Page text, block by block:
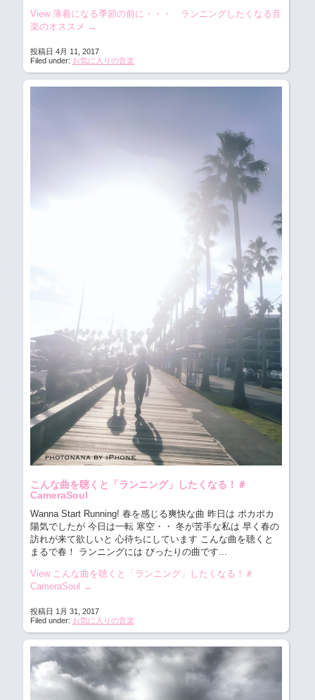
View 薄着になる季節の前に・・・ ランニングしたくなる音
楽のオススメ →
投稿日 4月 11, 2017
Filed under: お気に入りの音楽
こんな曲を聴くと「ランニング」したくなる！＃
CameraSoul
Wanna Start Running! 春を感じる爽快な曲 昨日は ポカポカ
陽気でしたが 今日は一転 寒空・・ 冬が苦手な私は 早く春の
訪れが来て欲しいと 心待ちにしています こんな曲を聴くと
まるで春！ ランニングには ぴったりの曲です...
View こんな曲を聴くと「ランニング」したくなる！＃
CameraSoul →
投稿日 1月 31, 2017
Filed under: お気に入りの音楽